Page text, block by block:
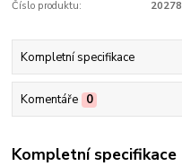
Číslo produktu: 20278
Kompletní specifikace
Komentáře 0
Kompletní specifikace